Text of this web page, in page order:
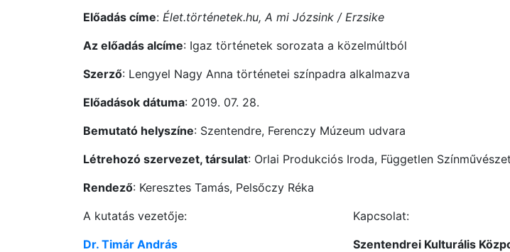
Előadás címe: Élet.történetek.hu, A mi Józsink / Erzsike
Az előadás alcíme: Igaz történetek sorozata a közelmúltból
Szerző: Lengyel Nagy Anna történetei színpadra alkalmazva
Előadások dátuma: 2019. 07. 28.
Bemutató helyszíne: Szentendre, Ferenczy Múzeum udvara
Létrehozó szervezet, társulat: Orlai Produkciós Iroda, Független
Rendező: Keresztes Tamás, Pelsőczy Réka
A kutatás vezetője:
Dr. Timár András
Kapcsolat:
Szentendrei Kulturális